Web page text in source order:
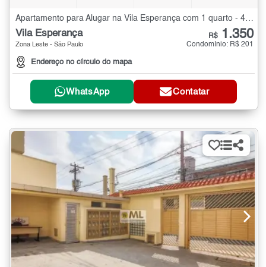
Apartamento para Alugar na Vila Esperança com 1 quarto - 40 m²
Vila Esperança
Zona Leste - São Paulo
Endereço no círculo do mapa
R$ 1.350
Condomínio: R$ 201
WhatsApp Contatar